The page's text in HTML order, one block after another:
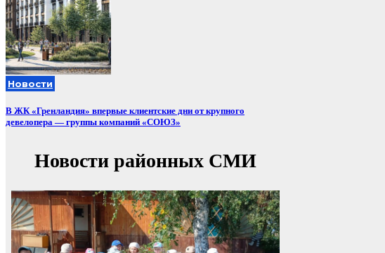
Новости
В ЖК «Гренландия» впервые клиентские дни от крупного
девелопера — группы компаний «СОЮЗ»